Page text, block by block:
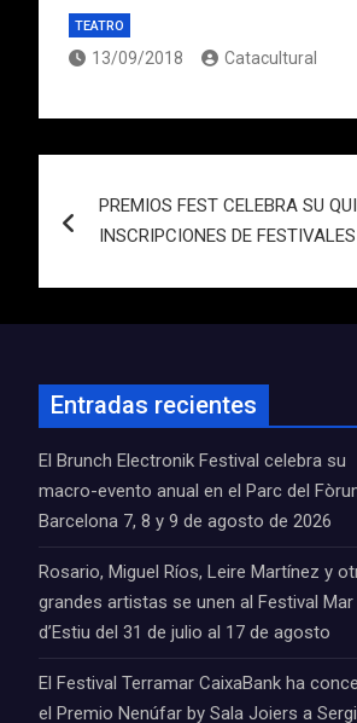
TEATRO
13/09/2018 Catacultural
de
entradas
PREMIOS FEST CELEBRA SU
INSCRIPCIONES DE FESTIVALES
Entradas recientes
El Brunch Electronik Festival celebra su
macro-evento anual en el Parc del
Barcelona 7, 8 y 9 de agosto de 2026
Rosario, Miguel Ríos, Leire Martínez y
grandes artistas se unen al Festival Mar
d’Estiu del 31 de julio al 17 de agosto
El Festival Terramar CaixaBank ha
el Premio Nenúfar by Sala Joiers a